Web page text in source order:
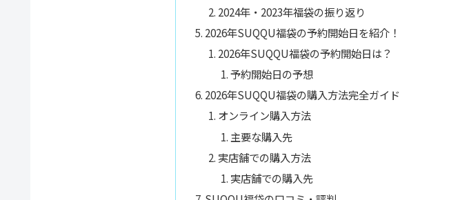
2024年・2023年福袋の振り返り
2026年SUQQU福袋の予約開始日を紹介！
2026年SUQQU福袋の予約開始日は？
予約開始日の予想
2026年SUQQU福袋の購入方法完全ガイド
オンライン購入方法
主要な購入先
実店舗での購入方法
実店舗での購入先